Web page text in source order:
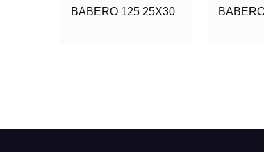
BABERO 125 25X30